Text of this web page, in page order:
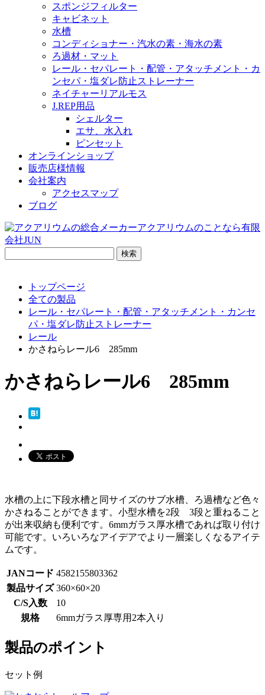
スポンジフィルター
キャビネット
水槽
コンディショナー・汽水の素・海水の素
ろ過材・マット
レール・セパレート・配管・アタッチメント・カ
ンセパ・塩ダレ防止ストレーナー
ネイチャーリアルモス
J.REP用品
シェルター
エサ、水入れ
ピンセット
オンラインショップ
販売店様情報
会社案内
アクセスマップ
ブログ
トップページ
全ての製品
レール・セパレート・配管・アタッチメント・カンセ
パ・塩ダレ防止ストレーナー
レール
かさねらレール6 285mm
かさねらレール6 285mm
水槽の上に下段水槽と同サイズのサブ水槽、ろ過槽など色々
かさねることができます。小型水槽を2段 3段と重ねること
が出来収納も便利です。6mmガラス厚水槽であれば取り付け
可能です。いろいろなアイデアでより一層楽しくなるアイテ
ムです。
JANコード 4582155803362
製品サイズ 360×60×20
C/S入数
10
規格
6mmガラス厚専用2本入り
製品のポイント
セット例